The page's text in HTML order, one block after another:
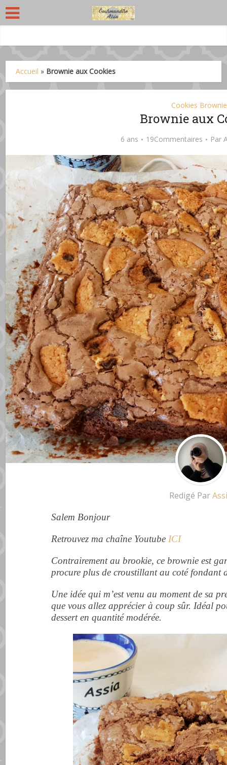
Accueil » Brownie aux Cookies
Cookies
Brownie aux
6 ans 19Commentaires Par
Redigé Par
Salem Bonjour
Retrouvez ma chaîne YoutubeICI
Contrairement au brookie, ce brownie est
procure plus de croustillant au coté fondant
Une idée qui m’est venu au moment de sa
que vous allez apprécier à coup sûr. Idéal
dessert en quantité modérée.